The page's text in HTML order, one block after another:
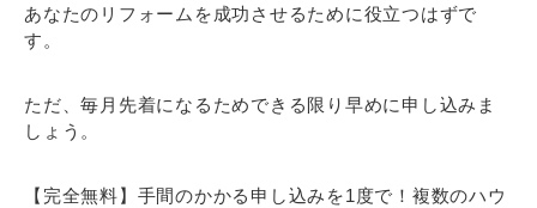
あなたのリフォームを成功させるために役立つはずで
す。
ただ、毎月先着になるためできる限り早めに申し込みま
しょう。
【完全無料】手間のかかる申し込みを1度で！複数のハウ